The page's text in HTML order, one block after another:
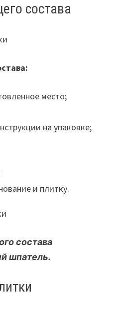
состава
место;
на упаковке;
и плитку.
состава
шпатель.